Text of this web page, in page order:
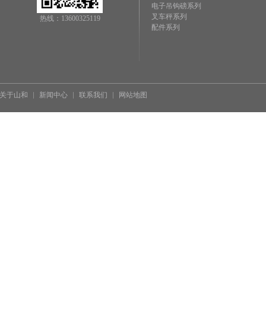
热线：13600325119
电子吊钩磅系列
叉车秤系列
配件系列
关于山和 新闻中心 联系我们 网站地图